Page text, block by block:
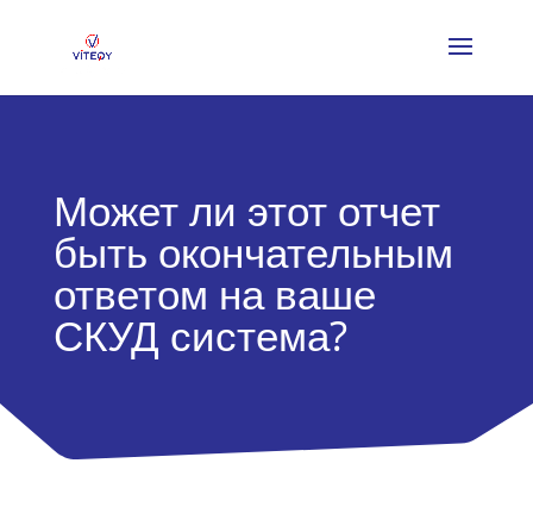
Может ли этот отчет
быть окончательным
ответом на ваше
СКУД система?